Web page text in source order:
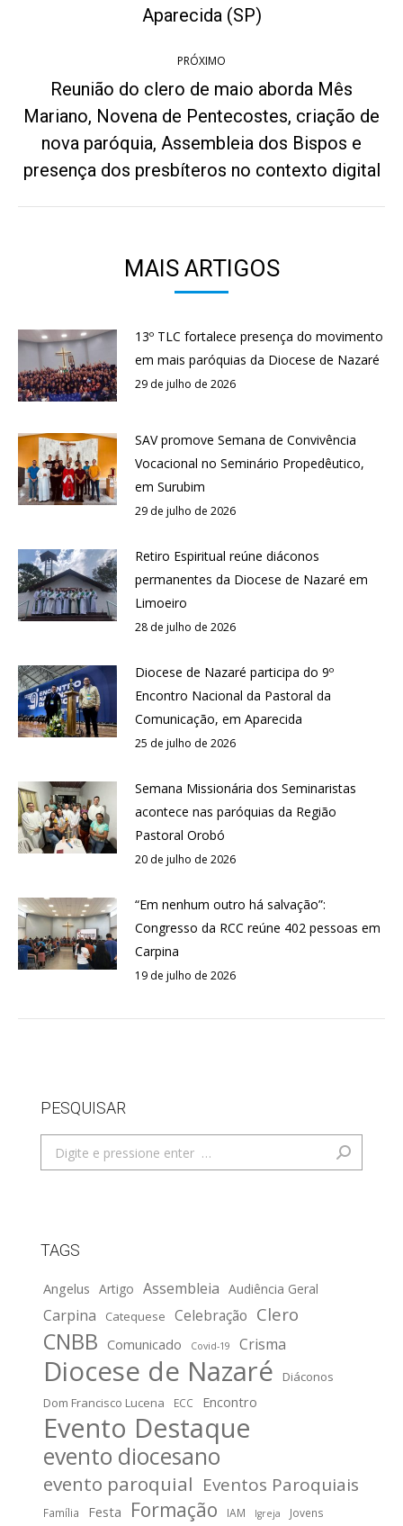
anterior:
Aparecida (SP)
PRÓXIMO
Próximo
post:
Reunião do clero de maio aborda Mês
Mariano, Novena de Pentecostes, criação de
nova paróquia, Assembleia dos Bispos e
presença dos presbíteros no contexto digital
MAIS ARTIGOS
13º TLC fortalece presença do movimento
em mais paróquias da Diocese de Nazaré
29 de julho de 2026
SAV promove Semana de Convivência
Vocacional no Seminário Propedêutico,
em Surubim
29 de julho de 2026
Retiro Espiritual reúne diáconos
permanentes da Diocese de Nazaré em
Limoeiro
28 de julho de 2026
Diocese de Nazaré participa do 9º
Encontro Nacional da Pastoral da
Comunicação, em Aparecida
25 de julho de 2026
Semana Missionária dos Seminaristas
acontece nas paróquias da Região
Pastoral Orobó
20 de julho de 2026
“Em nenhum outro há salvação”:
Congresso da RCC reúne 402 pessoas em
Carpina
19 de julho de 2026
PESQUISAR
Search:
TAGS
Angelus Artigo Assembleia Audiência Geral
Carpina Catequese Celebração Clero
CNBB Comunicado Covid-19 Crisma
Diocese de Nazaré
Diáconos
Dom Francisco Lucena
ECC Encontro
Evento Destaque
evento diocesano
evento paroquial Eventos Paroquiais
Família Festa Formação IAM Igreja Jovens